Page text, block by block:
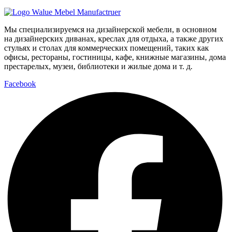
Мы специализируемся на дизайнерской мебели, в основном
на дизайнерских диванах, креслах для отдыха, а также других
стульях и столах для коммерческих помещений, таких как
офисы, рестораны, гостиницы, кафе, книжные магазины, дома
престарелых, музеи, библиотеки и жилые дома и т. д.
Facebook